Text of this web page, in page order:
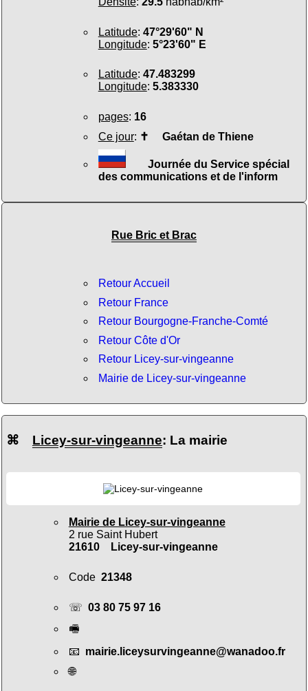
Latitude: 47°29'60" N
Longitude: 5°23'60" E
Latitude: 47.483299
Longitude: 5.383330
pages: 16
Ce jour: ✝ Gaétan de Thiene
Journée du Service spécial
des communications et de l'inform
Rue Bric et Brac
Retour Accueil
Retour France
Retour Bourgogne-Franche-Comté
Retour Côte d'Or
Retour Licey-sur-vingeanne
Mairie de Licey-sur-vingeanne
⌘ Licey-sur-vingeanne: La mairie
Mairie de Licey-sur-vingeanne
2 rue Saint Hubert
21610 Licey-sur-vingeanne
Code 21348
☏ 03 80 75 97 16
🖷
📧 mairie.liceysurvingeanne@wanadoo.fr
🌐